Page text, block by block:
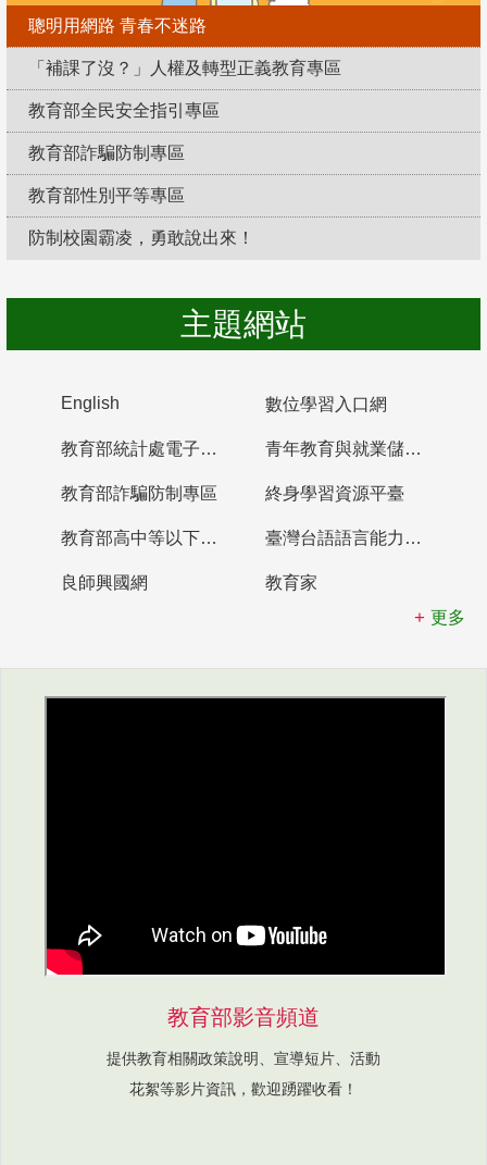
聰明用網路 青春不迷路
「補課了沒？」人權及轉型正義教育專區
教育部全民安全指引專區
教育部詐騙防制專區
教育部性別平等專區
防制校園霸凌，勇敢說出來！
主題網站
English 數位學習入口網
教育部統計處電子書櫃 青年教育與就業儲蓄帳戶
教育部詐騙防制專區 終身學習資源平臺
教育部高中等以下學校及幼兒園教師資格檢定考試 臺灣台語語言能力認證網站
良師興國網
教育家
更多
教育部影音頻道
提供教育相關政策說明、宣導短片、活動
花絮等影片資訊，歡迎踴躍收看！